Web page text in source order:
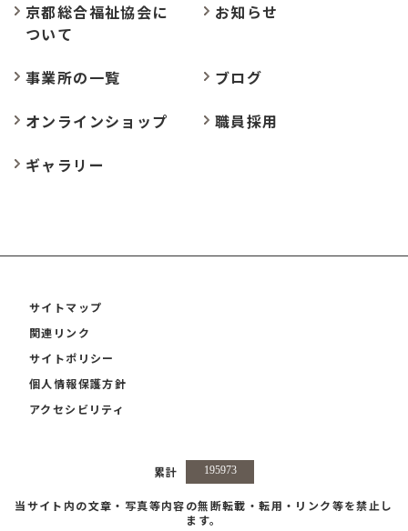
京都総合福祉協会に
ついて
お知らせ
事業所の一覧
ブログ
オンラインショップ
職員採用
ギャラリー
サイトマップ
関連リンク
サイトポリシー
個人情報保護方針
アクセシビリティ
累計
当サイト内の文章・写真等内容の無断転載・転用・リンク等を禁止し
ます。